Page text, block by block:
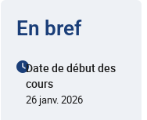
En bref
Date de début des
cours
26 janv. 2026